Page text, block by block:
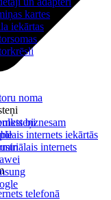
biznesam
internets iekārtās
internets
telefonā
kartes
iekārtas
noma